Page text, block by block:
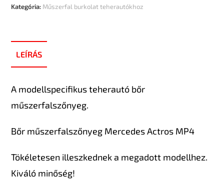
Kategória: Műszerfal burkolat teherautókhoz
LEÍRÁS
A modellspecifikus teherautó bőr
műszerfalszőnyeg.
Bőr műszerfalszőnyeg Mercedes Actros MP4
Tökéletesen illeszkednek a megadott modellhez.
Kiváló minőség!